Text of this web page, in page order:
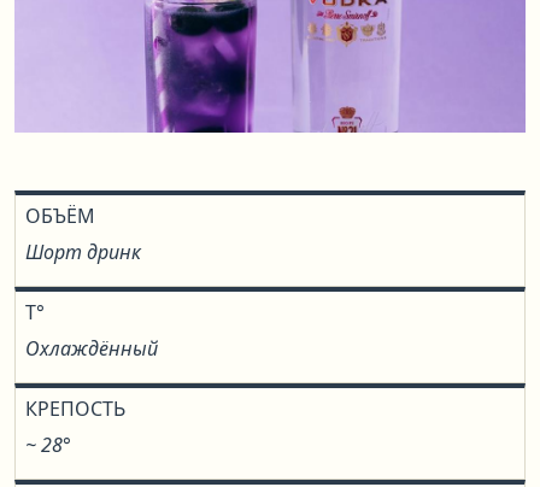
ОБЪЁМ
Шорт дринк
T°
Охлаждённый
КРЕПОСТЬ
~ 28°